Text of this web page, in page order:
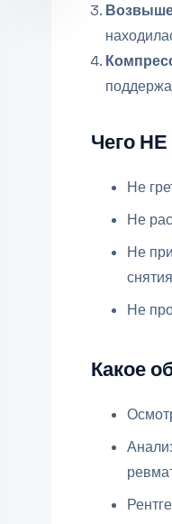
Чего
Не
Не
Не
Не
Какое